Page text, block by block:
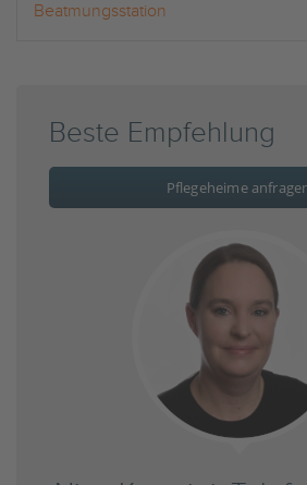
Beatmungsstation
Beste Empfehlung
Pflegeheime